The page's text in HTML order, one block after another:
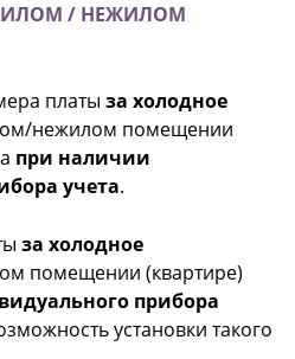
/ НЕЖИЛОМ
платы за холодное
нежилом помещении
при наличии
учета.
за холодное
помещении (квартире)
прибора
установки такого